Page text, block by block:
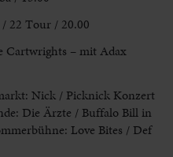
22 Tour / 20.00
Cartwrights – mitAdax
Nick / Picknick Konzert
Die Ärzte / Buffalo Billin
Love Bites / Def